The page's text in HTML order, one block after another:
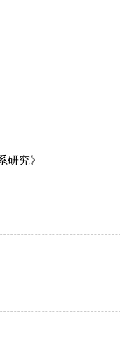
究》